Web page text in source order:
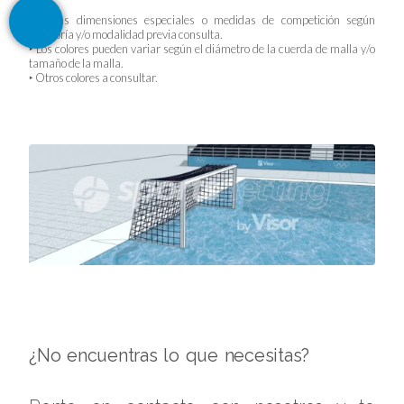
‣ Otras dimensiones especiales o medidas de competición según
categoría y/o modalidad previa consulta.
‣ Los colores pueden variar según el diámetro de la cuerda de malla y/o
tamaño de la malla.
‣ Otros colores a consultar.
¿No encuentras lo que necesitas?